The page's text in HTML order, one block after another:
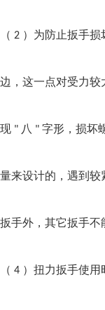
（ 2 ）为防止扳手
边，这一点对受力较
现 " 八 " 字形，损坏
量来设计的，遇到较
扳手外，其它扳手不
（ 4 ）扭力扳手使用